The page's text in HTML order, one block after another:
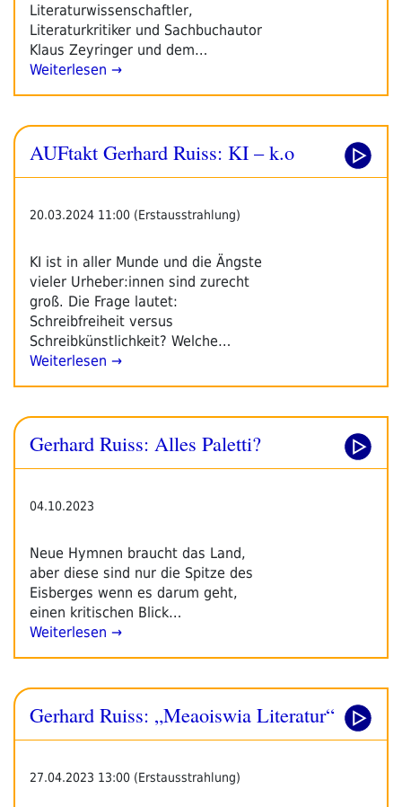
Literaturwissenschaftler,
Literaturkritiker und Sachbuchautor
Klaus Zeyringer und dem…
Weiterlesen →
AUFtakt Gerhard Ruiss: KI – k.o
20.03.2024 11:00 (Erstausstrahlung)
KI ist in aller Munde und die Ängste
vieler Urheber:innen sind zurecht
groß. Die Frage lautet:
Schreibfreiheit versus
Schreibkünstlichkeit? Welche…
Weiterlesen →
Gerhard Ruiss: Alles Paletti?
04.10.2023
Neue Hymnen braucht das Land,
aber diese sind nur die Spitze des
Eisberges wenn es darum geht,
einen kritischen Blick…
Weiterlesen →
Gerhard Ruiss: „Meaoiswia Literatur“
27.04.2023 13:00 (Erstausstrahlung)